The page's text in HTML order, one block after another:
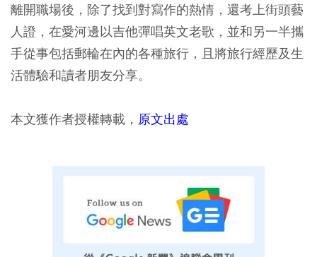
離開職場後，除了找到對寫作的熱情，還考上街頭藝
人證，在愛河邊以吉他彈唱英文老歌，並和另一半攜
手從事包括郵輪在內的各種旅行，且將旅行經歷及生
活體驗和讀者朋友分享。
本文獲作者授權轉載， 原文出處